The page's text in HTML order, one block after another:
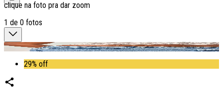
clique na foto pra dar zoom
1 de 0 fotos
29% off